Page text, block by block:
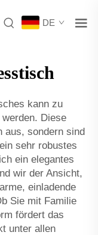
DE
kann zu
Diese
aus, sondern sind
sehr robustes
ein elegantes
wir der Ansicht,
einladende
Sie mit Familie
fördert das
unter allen